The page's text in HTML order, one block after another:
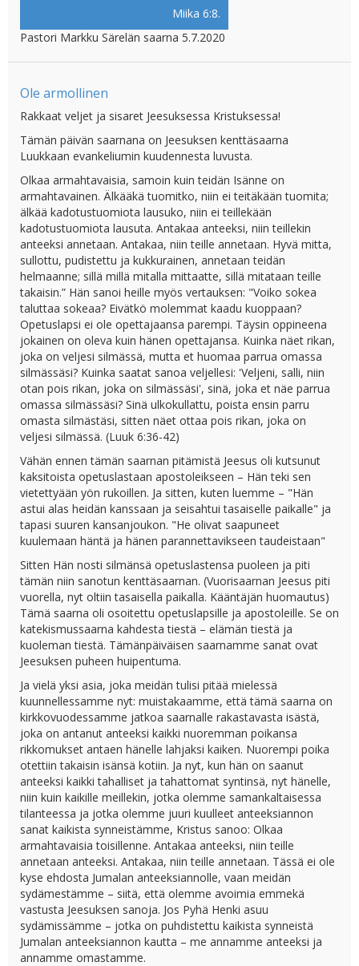
Miika 6:8.
Pastori Markku Särelän saarna 5.7.2020
Ole armollinen
Rakkaat veljet ja sisaret Jeesuksessa Kristuksessa!
Tämän päivän saarnana on Jeesuksen kenttäsaarna
Luukkaan evankeliumin kuudennesta luvusta.
Olkaa armahtavaisia, samoin kuin teidän Isänne on
armahtavainen. Älkääkä tuomitko, niin ei teitäkään tuomita;
älkää kadotustuomiota lausuko, niin ei teillekään
kadotustuomiota lausuta. Antakaa anteeksi, niin teillekin
anteeksi annetaan. Antakaa, niin teille annetaan. Hyvä mitta,
sullottu, pudistettu ja kukkurainen, annetaan teidän
helmaanne; sillä millä mitalla mittaatte, sillä mitataan teille
takaisin.” Hän sanoi heille myös vertauksen: "Voiko sokea
taluttaa sokeaa? Eivätkö molemmat kaadu kuoppaan?
Opetuslapsi ei ole opettajaansa parempi. Täysin oppineena
jokainen on oleva kuin hänen opettajansa. Kuinka näet rikan,
joka on veljesi silmässä, mutta et huomaa parrua omassa
silmässäsi? Kuinka saatat sanoa veljellesi: 'Veljeni, salli, niin
otan pois rikan, joka on silmässäsi', sinä, joka et näe parrua
omassa silmässäsi? Sinä ulkokullattu, poista ensin parru
omasta silmästäsi, sitten näet ottaa pois rikan, joka on
veljesi silmässä. (Luuk 6:36-42)
Vähän ennen tämän saarnan pitämistä Jeesus oli kutsunut
kaksitoista opetuslastaan apostoleikseen – Hän teki sen
vietettyään yön rukoillen. Ja sitten, kuten luemme – "Hän
astui alas heidän kanssaan ja seisahtui tasaiselle paikalle" ja
tapasi suuren kansanjoukon. "He olivat saapuneet
kuulemaan häntä ja hänen parannettavikseen taudeistaan"
Sitten Hän nosti silmänsä opetuslastensa puoleen ja piti
tämän niin sanotun kenttäsaarnan. (Vuorisaarnan Jeesus piti
vuorella, nyt oltiin tasaisella paikalla. Kääntäjän huomautus)
Tämä saarna oli osoitettu opetuslapsille ja apostoleille. Se on
katekismussaarna kahdesta tiestä – elämän tiestä ja
kuoleman tiestä. Tämänpäiväisen saarnamme sanat ovat
Jeesuksen puheen huipentuma.
Ja vielä yksi asia, joka meidän tulisi pitää mielessä
kuunnellessamme nyt: muistakaamme, että tämä saarna on
kirkkovuodessamme jatkoa saarnalle rakastavasta isästä,
joka on antanut anteeksi kaikki nuoremman poikansa
rikkomukset antaen hänelle lahjaksi kaiken. Nuorempi poika
otettiin takaisin isänsä kotiin. Ja nyt, kun hän on saanut
anteeksi kaikki tahalliset ja tahattomat syntinsä, nyt hänelle,
niin kuin kaikille meillekin, jotka olemme samankaltaisessa
tilanteessa ja jotka olemme juuri kuulleet anteeksiannon
sanat kaikista synneistämme, Kristus sanoo: Olkaa
armahtavaisia toisillenne. Antakaa anteeksi, niin teille
annetaan anteeksi. Antakaa, niin teille annetaan. Tässä ei ole
kyse ehdosta Jumalan anteeksiannolle, vaan meidän
sydämestämme – siitä, että olemme avoimia emmekä
vastusta Jeesuksen sanoja. Jos Pyhä Henki asuu
sydämissämme – jotka on puhdistettu kaikista synneistä
Jumalan anteeksiannon kautta – me annamme anteeksi ja
annamme omastamme.